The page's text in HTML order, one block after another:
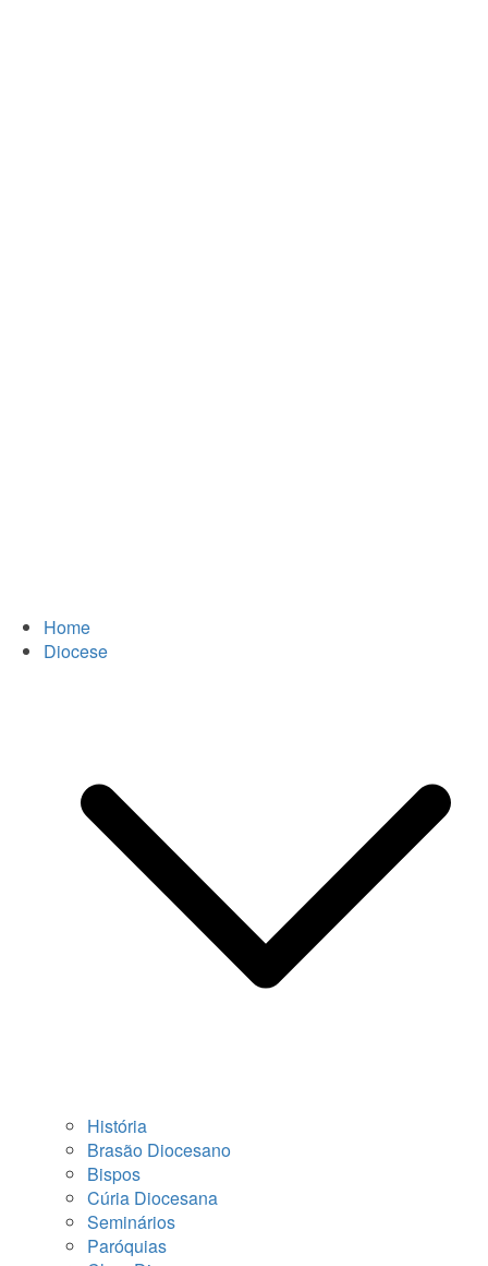
Home
Diocese
História
Brasão Diocesano
Bispos
Cúria Diocesana
Seminários
Paróquias